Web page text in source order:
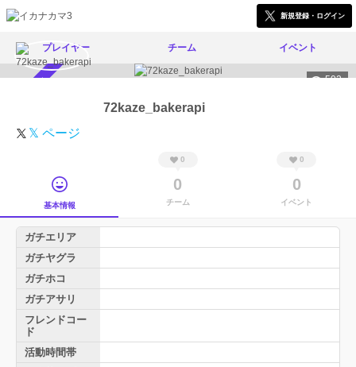
新規登録・ログイン
プレイヤー チーム イベント
502
72kaze_bakerapi
𝕏 ページ
基本情報
0
0
チーム
0
0
イベント
ガチエリア
ガチヤグラ
ガチホコ
ガチアサリ
フレンドコー
ド
活動時間帯